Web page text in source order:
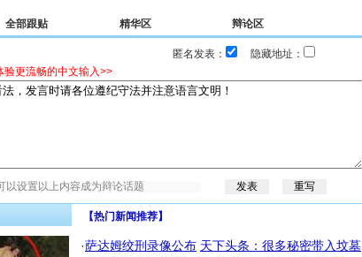
全部跟贴 精华区 辩论区
匿名发表：
隐藏地址：
更流畅的中文输入>>
【热门新闻推荐】
·萨达姆绞刑录像公布 天下头条：很多秘密带入坟墓